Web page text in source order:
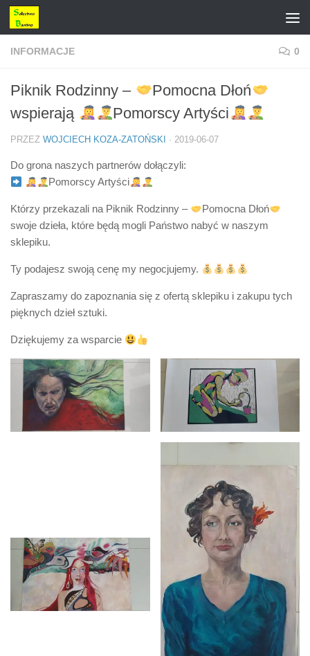
Przejdź do treści
INFORMACJE 0
Piknik Rodzinny –
Pomocna Dłoń
wspierają
Pomorscy Artyści
PRZEZ WOJCIECH KOZA-ZATOŃSKI · 2019-06-07
Do grona naszych partnerów dołączyli:
Pomorscy Artyści
Którzy przekazali na Piknik Rodzinny –
Pomocna Dłoń
swoje dzieła, które będą mogli Państwo nabyć w naszym
sklepiku.
Ty podajesz swoją cenę my negocjujemy.
Zapraszamy do zapoznania się z ofertą sklepiku i zakupu tych
pięknych dzieł sztuki.
Dziękujemy za wsparcie